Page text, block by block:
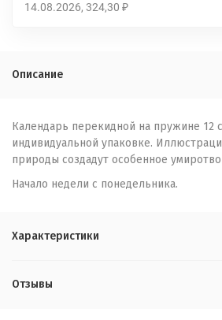
14.08.2026 324,30 ₽
Описание
Календарь перекидной на пружине 12
индивидуальной упаковке.
природы создадут особенное
Начало недели с понедельника.
Характеристики
Отзывы